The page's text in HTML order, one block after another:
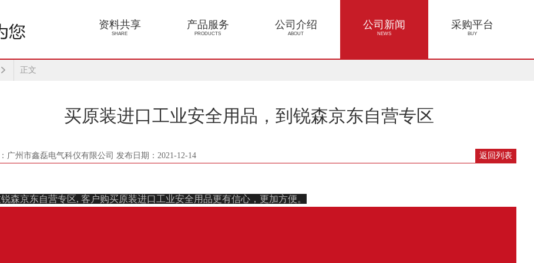
资料共享
SHARE
产品服务
PRODUCTS
公司介绍
ABOUT
公司新闻
NEWS
采购平台
BUY
正文
买原装进口工业安全用品，到锐森京东自营专区
广州市鑫磊电气科仪有限公司 发布日期：2021-12-14 返回列表
锐森京东自营专区, 客户购买原装进口工业安全用品更有信心，更加方便。